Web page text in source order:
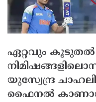
ഏറ്റവും കൂടുതല്‍
യുസ്വേന്ദ്ര
ഫൈനല്‍